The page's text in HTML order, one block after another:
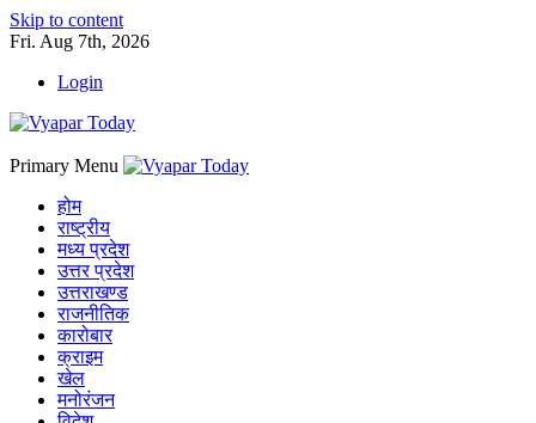
Skip to content
Fri. Aug 7th, 2026
Login
Primary Menu
होम
राष्ट्रीय
मध्य प्रदेश
उत्तर प्रदेश
उत्तराखण्ड
राजनीतिक
कारोबार
क्राइम
खेल
मनोरंजन